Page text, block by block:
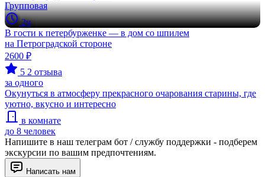
Групповая
2ч
В гости к петербурженке — в дом со шпилем
на Петроградской стороне
2600 ₽
5 2 отзыва
за одного
Окунуться в атмосферу прекрасного очарования старины, где
уютно, вкусно и интересно
в комнате
до 8 человек
Напишите в наш телеграм бот / службу поддержки - подберем
экскурсии по вашим предпочтениям.
Написать нам